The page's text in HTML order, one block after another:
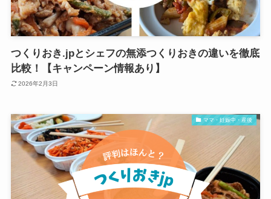
つくりおき.jpとシェフの無添つくりおきの違いを徹底
比較！【キャンペーン情報あり】
2026年2月3日
ママ・妊娠中・産後